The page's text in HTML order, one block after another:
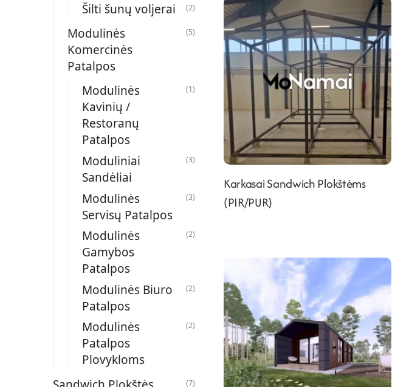
Karkasai Sandwich Plokštėms
(PIR/PUR)
Šilti šunų voljerai (2)
Modulinės
Komercinės
Patalpos
(5)
Modulinės
Kavinių /
Restoranų
Patalpos
(1)
Moduliniai
Sandėliai
(3)
Modulinės
Servisų Patalpos
(3)
Modulinės
Gamybos
Patalpos
(2)
Modulinės Biuro
Patalpos
(2)
Modulinės
Patalpos
Plovykloms
(2)
(7)